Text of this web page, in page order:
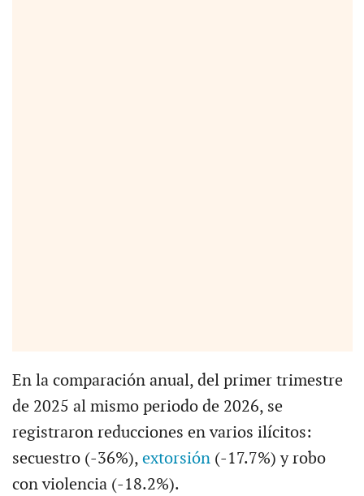
En la comparación anual, del primer trimestre
de 2025 al mismo periodo de 2026, se
registraron reducciones en varios ilícitos:
secuestro (-36%), extorsión(-17.7%) y robo
con violencia (-18.2%).